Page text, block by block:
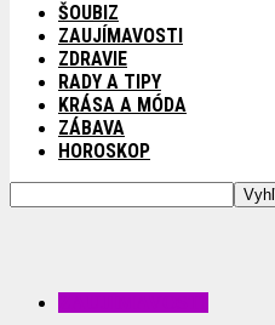
ŠOUBIZ
ZAUJÍMAVOSTI
ZDRAVIE
RADY A TIPY
KRÁSA A MÓDA
ZÁBAVA
HOROSKOP